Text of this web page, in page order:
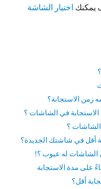
يمكنك اختيار الشاشة
زمن الاستجابة؟
في الشاشات ؟
؟
أقل في شاشتك الجديدة؟
الشاشات له عيوب ؟!
على مدة الاستجابة
أقل؟